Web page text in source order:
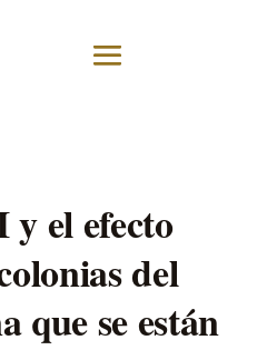
el efecto
del
que se están